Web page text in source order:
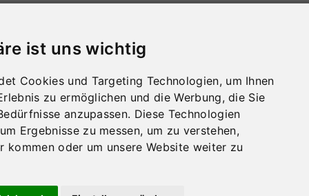
ist uns wichtig
Cookies und Targeting Technologien, um Ihnen
zu ermöglichen und die Werbung, die Sie
anzupassen. Diese Technologien
Ergebnisse zu messen, um zu verstehen,
kommen oder um unsere Website weiter zu
Lage und Anreise
und Datenschutz
Amtssignatur